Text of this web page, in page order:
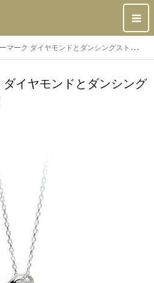
ーク ダイヤモンドとダンシングストーンの夢の共演
イヤモンドとダンシング